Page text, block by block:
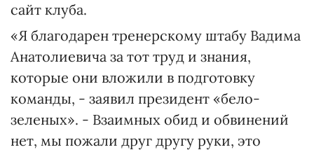
сайт клуба.
«Я благодарен тренерскому штабу Вадима
Анатолиевича за тот труд и знания,
которые они вложили в подготовку
команды, - заявил президент «бело-
зеленых». - Взаимных обид и обвинений
нет, мы пожали друг другу руки, это